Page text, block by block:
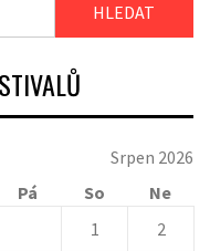
Srpen 2026
Pá So
Ne
1
2